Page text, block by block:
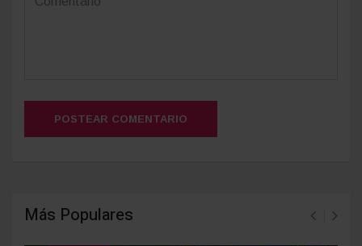
POSTEAR COMENTARIO
Más Populares